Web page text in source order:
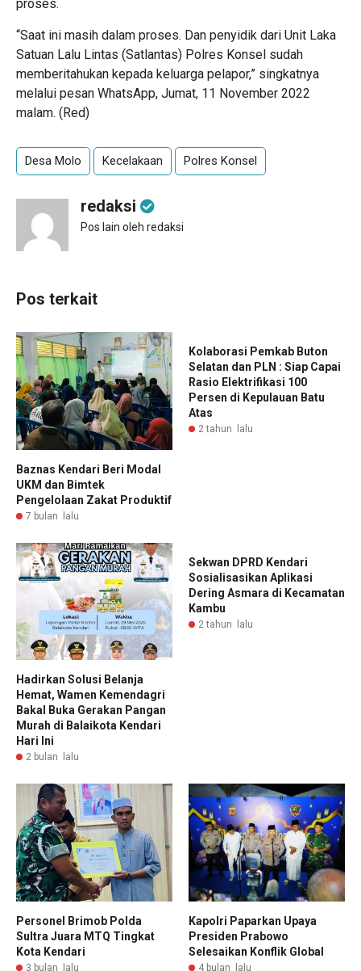
proses.
“Saat ini masih dalam proses. Dan penyidik dari Unit Laka
Satuan Lalu Lintas (Satlantas) Polres Konsel sudah
memberitahukan kepada keluarga pelapor,” singkatnya
melalui pesan WhatsApp, Jumat, 11 November 2022
malam. (Red)
Desa Molo Kecelakaan Polres Konsel
redaksi
Pos lain oleh redaksi
Pos terkait
Baznas Kendari Beri Modal
UKM dan Bimtek
Pengelolaan Zakat Produktif
7 bulan lalu
Kolaborasi Pemkab Buton
Selatan dan PLN : Siap Capai
Rasio Elektrifikasi 100
Persen di Kepulauan Batu
Atas
2 tahun lalu
Hadirkan Solusi Belanja
Hemat, Wamen Kemendagri
Bakal Buka Gerakan Pangan
Murah di Balaikota Kendari
Hari Ini
2 bulan lalu
Sekwan DPRD Kendari
Sosialisasikan Aplikasi
Dering Asmara di Kecamatan
Kambu
2 tahun lalu
Personel Brimob Polda
Sultra Juara MTQ Tingkat
Kota Kendari
3 bulan lalu
Kapolri Paparkan Upaya
Presiden Prabowo
Selesaikan Konflik Global
4 bulan lalu